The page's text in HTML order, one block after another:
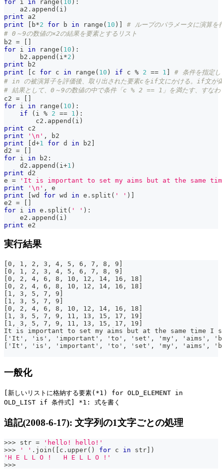
for i in range ( 10 ) :
    a2
. append ( i )
print a2
print
[ b*2 for b in range ( 10 ) ]
# ループのパラメータに演算を
# 0～9の数値の×2の結果を要素とするリスト
b2 = [ ]
for i in range ( 10 ) :
    b2
. append ( i *2 )
print b2
print
[ c for c in range ( 10 ) if c % 2 == 1 ]
# 条件を指定し
# in の被演算子を評価後、取り出された要素cをif文にかける。if文が偽
# 結果として、0～9の数値の中で条件「c % 2 == 1」を満たす、すなわ
c2 = [ ]
for i in range ( 10 ) :
if
( i % 2 == 1 ) :
        c2
. append ( i )
print c2
print
'\n' ,
b2
print
[d+1 for d in b2 ]
d2 = [ ]
for i in b2 :
    d2
. append ( i +1 )
print d2
e =
'It is important to set my aims but at the same
print
'\n' ,
e
print
[wd for wd in e . split ( ' ' ) ]
e2 = [ ]
for i in e . split ( ' ' ) :
    e2
. append ( i )
print e2
実行結果
[0, 1, 2, 3, 4, 5, 6, 7, 8, 9]
[0, 1, 2, 3, 4, 5, 6, 7, 8, 9]
[0, 2, 4, 6, 8, 10, 12, 14, 16, 18]
[0, 2, 4, 6, 8, 10, 12, 14, 16, 18]
[1, 3, 5, 7, 9]
[1, 3, 5, 7, 9]
[0, 2, 4, 6, 8, 10, 12, 14, 16, 18]
[1, 3, 5, 7, 9, 11, 13, 15, 17, 19]
[1, 3, 5, 7, 9, 11, 13, 15, 17, 19]
It is important to set my aims but at the same time I
['It', 'is', 'important', 'to', 'set', 'my', 'aims',
['It', 'is', 'important', 'to', 'set', 'my', 'aims',
一般化
[新しいリストに格納する要素(*1) for OLD_ELEMENT in
OLD_LIST if 条件式] *1: 式を書く
追記(2008-6-17): 文字列の1文字ごとの処理
>>> str =
'hello! hello!'
>>> ' ' . join ( c . upper( ) for c in str
)
'H E L L O !   H E L L O !'
>>>